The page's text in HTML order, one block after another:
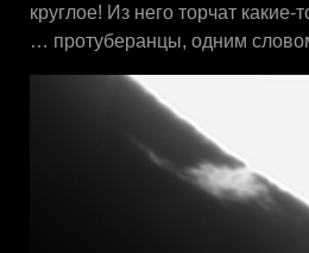
круглое! Из него торчат какие-
… протуберанцы, одним